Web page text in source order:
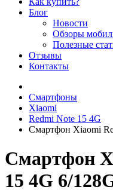
Блог
Новости
Обзоры
Полезные
Отзывы
Контакты
Смартфоны
Xiaomi
Redmi Note 15 4G
Смартфон Xiaomi
Смартфон
15 4G 6/